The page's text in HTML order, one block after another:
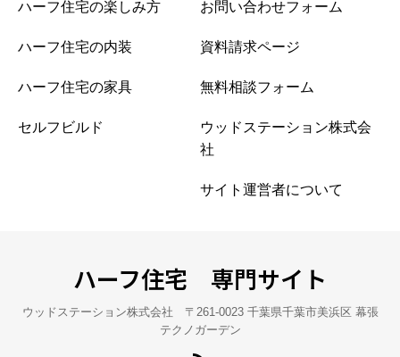
ハーフ住宅の楽しみ方
ハーフ住宅の内装
ハーフ住宅の家具
セルフビルド
お問い合わせフォーム
資料請求ページ
無料相談フォーム
ウッドステーション株式会
社
サイト運営者について
ハーフ住宅 専門サイト
ウッドステーション株式会社 〒261-0023 千葉県千葉市美浜区 幕張
テクノガーデン